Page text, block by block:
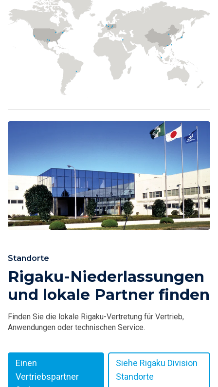
Standorte
Rigaku-Niederlassungen
und lokale Partner finden
Finden Sie die lokale Rigaku-Vertretung für Vertrieb,
Anwendungen oder technischen Service.
Einen
Vertriebspartner
Siehe Rigaku Division
Standorte